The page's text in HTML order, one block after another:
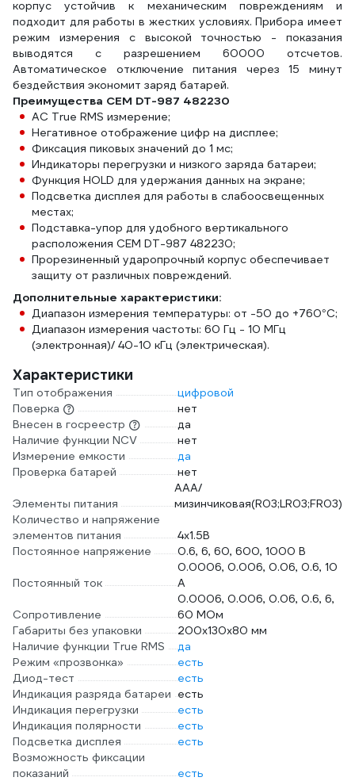
корпус устойчив к механическим повреждениям и
подходит для работы в жестких условиях. Прибора имеет
режим измерения с высокой точностью - показания
выводятся с разрешением 60000 отсчетов.
Автоматическое отключение питания через 15 минут
бездействия экономит заряд батарей.
Преимущества СЕМ DT-987 482230
AC True RMS измерение;
Негативное отображение цифр на дисплее;
Фиксация пиковых значений до 1 мс;
Индикаторы перегрузки и низкого заряда батареи;
Функция HOLD для удержания данных на экране;
Подсветка дисплея для работы в слабоосвещенных
местах;
Подставка-упор для удобного вертикального
расположения СЕМ DT-987 482230;
Прорезиненный ударопрочный корпус обеспечивает
защиту от различных повреждений.
Дополнительные характеристики:
Диапазон измерения температуры: от -50 до +760°C;
Диапазон измерения частоты: 60 Гц - 10 МГц
(электронная)/ 40-10 кГц (электрическая).
Характеристики
Тип отображения
цифровой
Поверка
нет
Внесен в госреестр
да
Наличие функции NCV
нет
Измерение емкости
да
Проверка батарей
нет
Элементы питания
AAA/
мизинчиковая(R03;LR03;FR03)
Количество и напряжение
элементов питания
4х1.5B
Постоянное напряжение
0.6, 6, 60, 600, 1000 В
Постоянный ток
0.0006, 0.006, 0.06, 0.6, 10
А
Сопротивление
0.0006, 0.006, 0.06, 0.6, 6,
60 МОм
Габариты без упаковки
200х130х80 мм
Наличие функции True RMS
да
Режим «прозвонка»
есть
Диод-тест
есть
Индикация разряда батареи есть
Индикация перегрузки
есть
Индикация полярности
есть
Подсветка дисплея
есть
Возможность фиксации
показаний
есть